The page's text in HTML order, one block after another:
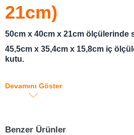
21cm)
50cm x 40cm x 21cm ölçülerinde
45,5cm x 35,4cm x 15,8cm iç
kutu.
muhafaza kutusu
Gıda ürünlerinin bozulmadan
Devamını Göster
Benzer Ürünler